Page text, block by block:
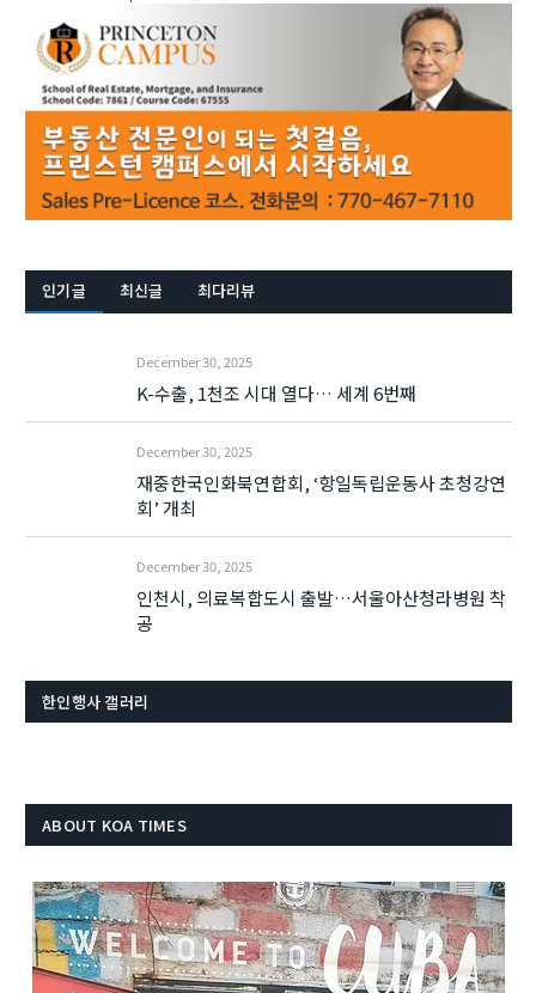
인기글 최신글 최다리뷰
December 30, 2025
K-수출, 1천조 시대 열다… 세계 6번째
December 30, 2025
재중한국인화북연합회, ‘항일독립운동사 초청강연
회’ 개최
December 30, 2025
인천시, 의료복합도시 출발…서울아산청라병원 착
공
한인행사 갤러리
ABOUT KOA TIMES